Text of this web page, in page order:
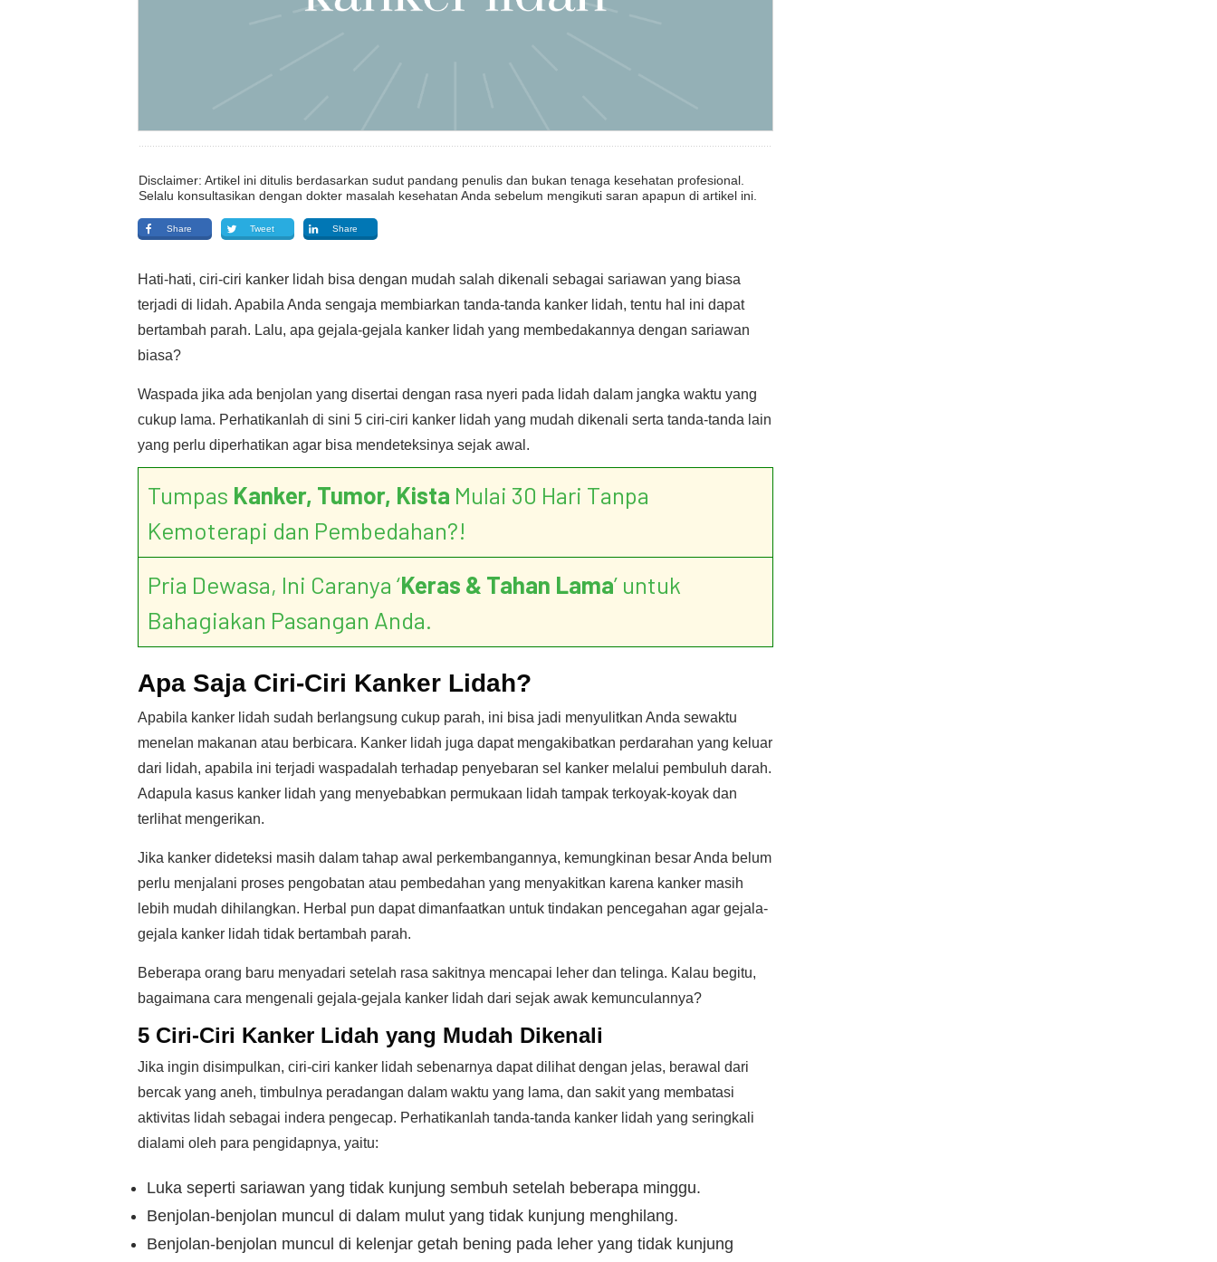
Disclaimer: Artikel ini ditulis berdasarkan sudut pandang penulis dan bukan tenaga kesehatan profesional.
Selalu konsultasikan dengan dokter masalah kesehatan Anda sebelum mengikuti saran apapun di artikel ini.
Share Tweet Share
Hati-hati, ciri-ciri kanker lidah bisa dengan mudah salah dikenali sebagai sariawan yang biasa
terjadi di lidah. Apabila Anda sengaja membiarkan tanda-tanda kanker lidah, tentu hal ini dapat
bertambah parah. Lalu, apa gejala-gejala kanker lidah yang membedakannya dengan sariawan
biasa?
Waspada jika ada benjolan yang disertai dengan rasa nyeri pada lidah dalam jangka waktu yang
cukup lama. Perhatikanlah di sini 5 ciri-ciri kanker lidah yang mudah dikenali serta tanda-tanda lain
yang perlu diperhatikan agar bisa mendeteksinya sejak awal.
Tumpas Kanker, Tumor, Kista Mulai 30 Hari Tanpa
Kemoterapi dan Pembedahan?!
Pria Dewasa, Ini Caranya ‘Keras & Tahan Lama’ untuk
Bahagiakan Pasangan Anda.
Apa Saja Ciri-Ciri Kanker Lidah?
Apabila kanker lidah sudah berlangsung cukup parah, ini bisa jadi menyulitkan Anda sewaktu
menelan makanan atau berbicara. Kanker lidah juga dapat mengakibatkan perdarahan yang keluar
dari lidah, apabila ini terjadi waspadalah terhadap penyebaran sel kanker melalui pembuluh darah.
Adapula kasus kanker lidah yang menyebabkan permukaan lidah tampak terkoyak-koyak dan
terlihat mengerikan.
Jika kanker dideteksi masih dalam tahap awal perkembangannya, kemungkinan besar Anda belum
perlu menjalani proses pengobatan atau pembedahan yang menyakitkan karena kanker masih
lebih mudah dihilangkan. Herbal pun dapat dimanfaatkan untuk tindakan pencegahan agar gejala-
gejala kanker lidah tidak bertambah parah.
Beberapa orang baru menyadari setelah rasa sakitnya mencapai leher dan telinga. Kalau begitu,
bagaimana cara mengenali gejala-gejala kanker lidah dari sejak awak kemunculannya?
5 Ciri-Ciri Kanker Lidah yang Mudah Dikenali
Jika ingin disimpulkan, ciri-ciri kanker lidah sebenarnya dapat dilihat dengan jelas, berawal dari
bercak yang aneh, timbulnya peradangan dalam waktu yang lama, dan sakit yang membatasi
aktivitas lidah sebagai indera pengecap. Perhatikanlah tanda-tanda kanker lidah yang seringkali
dialami oleh para pengidapnya, yaitu:
Luka seperti sariawan yang tidak kunjung sembuh setelah beberapa minggu.
Benjolan-benjolan muncul di dalam mulut yang tidak kunjung menghilang.
Benjolan-benjolan muncul di kelenjar getah bening pada leher yang tidak kunjung